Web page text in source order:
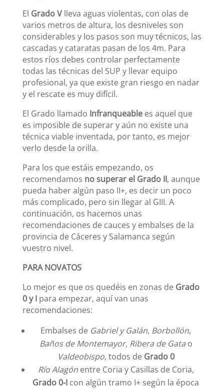
El Grado Vlleva aguas violentas, con olas de
varios metros de altura, los desniveles son
considerables y los pasos son muy técnicos, las
cascadas y cataratas pasan de los 4m. Para
estos ríos debes controlar perfectamente
todas las técnicas del SUP y llevar equipo
profesional, ya que existe gran riesgo en nadar
y el rescate es muy difícil.
El Grado llamado Infranqueablees aquel que
es imposible de superar y aún no existe una
técnica viable inventada, por tanto, es mejor
verlo desde la orilla.
Para los que estáis empezando, os
recomendamos no superar el Grado II, aunque
pueda haber algún paso II+, es decir un poco
más complicado, pero sin llegar al GIII. A
continuación, os hacemos unas
recomendaciones de cauces y embalses de la
provincia de Cáceres y Salamanca según
vuestro nivel.
PARA NOVATOS
Lo mejor es que os quedéis en zonas de Grado
0 y Ipara empezar, aquí van unas
recomendaciones:
Embalses de Gabriel y Galán, Borbollón,
Baños de Montemayor, Ribera de Gatao
Valdeobispo, todos de Grado 0
Río Alagónentre Coria y Casillas de Coria,
Grado 0-I con algún tramo I+ según la época